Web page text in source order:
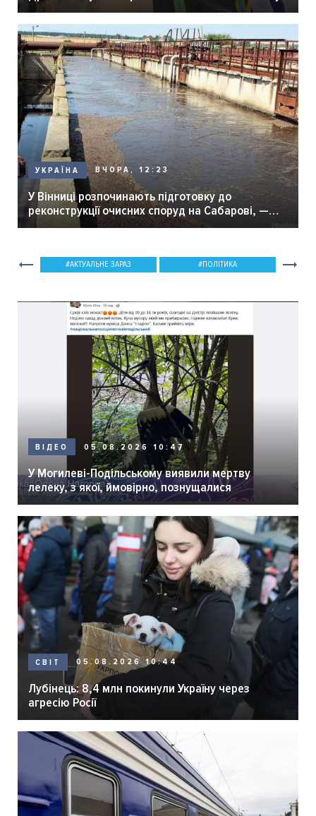
УКРАЇНА ВЧОРА, 12:23
У Вінниці розпочинають підготовку до
реконструкції очисних споруд на Сабарові, —
мер Вінниці.
АКТУАЛЬНЕ ЗАРАЗ ПОЛІТИКА
ВІДЕО 05.08.2026 10:47
У Могилеві-Подільському виявили мертву
лелеку, з якої, ймовірно, познущалися
СВІТ 05.08.2026 10:44
Лубінець: 8,4 млн покинули Україну через
агресію Росії